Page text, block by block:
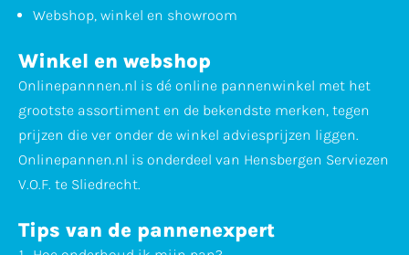
Webshop, winkel en showroom
Winkel en webshop
Onlinepannnen.nl is dé online pannenwinkel met het
grootste assortiment en de bekendste merken, tegen
prijzen die ver onder de winkel adviesprijzen liggen.
Onlinepannen.nl is onderdeel van Hensbergen Serviezen
V.O.F. te Sliedrecht.
Tips van de pannenexpert